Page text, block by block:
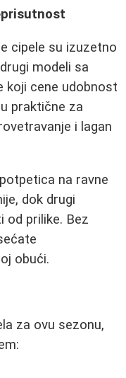
cipele su izuzetno
modeli sa
koji cene udobnost
praktične za
i lagan
na ravne
dok drugi
od prilike. Bez
obući.
za ovu sezonu,